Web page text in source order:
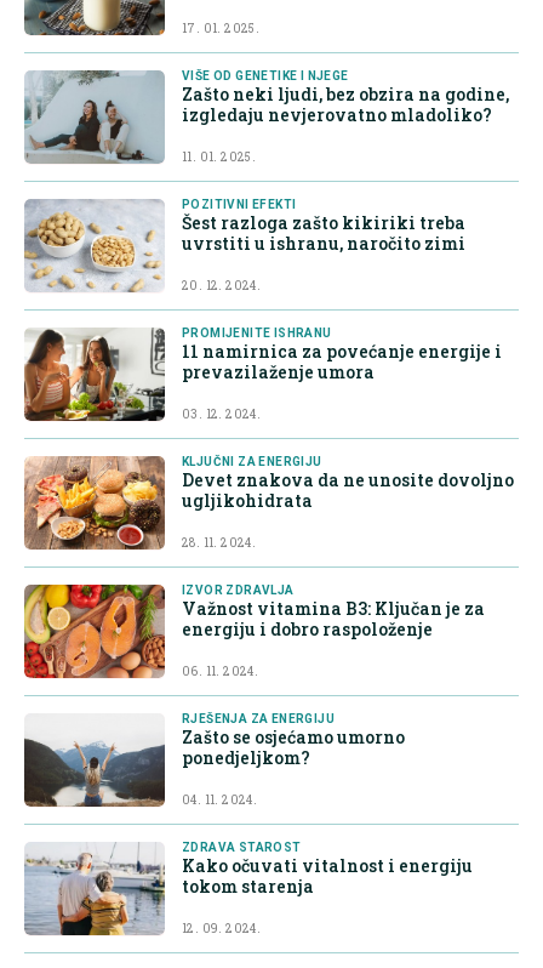
17. 01. 2025.
VIŠE OD GENETIKE I NJEGE
Zašto neki ljudi, bez obzira na godine,
izgledaju nevjerovatno mladoliko?
11. 01. 2025.
POZITIVNI EFEKTI
Šest razloga zašto kikiriki treba
uvrstiti u ishranu, naročito zimi
20. 12. 2024.
PROMIJENITE ISHRANU
11 namirnica za povećanje energije i
prevazilaženje umora
03. 12. 2024.
KLJUČNI ZA ENERGIJU
Devet znakova da ne unosite dovoljno
ugljikohidrata
28. 11. 2024.
IZVOR ZDRAVLJA
Važnost vitamina B3: Ključan je za
energiju i dobro raspoloženje
06. 11. 2024.
RJEŠENJA ZA ENERGIJU
Zašto se osjećamo umorno
ponedjeljkom?
04. 11. 2024.
ZDRAVA STAROST
Kako očuvati vitalnost i energiju
tokom starenja
12. 09. 2024.